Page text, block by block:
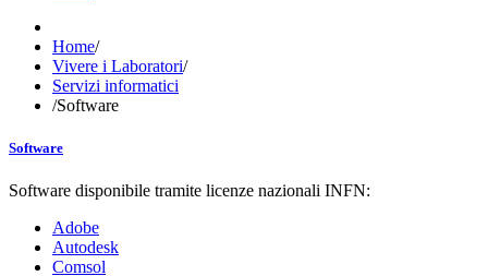
Home/
Vivere i Laboratori/
Servizi informatici
/Software
Software
Software disponibile tramite licenze nazionali INFN:
Adobe
Autodesk
Comsol